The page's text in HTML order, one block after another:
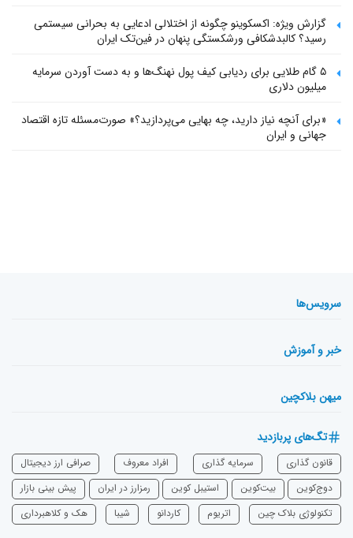
گزارش ویژه: اکسکوینو چگونه از اختلالی ادعایی به بحرانی سیستمی
رسید؟ کالبدشکافی ورشکستگی پنهان در فین‌تک ایران
۵ گام طلایی برای ردیابی کیف پول‌ نهنگ‌ها و به دست آوردن سرمایه
میلیون دلاری
«برای آنچه نیاز دارید، چه بهایی می‌پردازید؟» صورت‌مسئله تازه اقتصاد
جهانی و ایران
سرویس‌ها
خبر و آموزش
میهن بلاکچین
تگ‌های پربازدید
قانون گذاری سرمایه‌ گذاری افراد معروف
صرافی ارز دیجیتال
دوج‌کوین
بیت‌کوین استیبل کوین رمزارز در ایران
پیش بینی بازار
تکنولوژی بلاک چین
اتریوم ‌کاردانو شیبا هک و کلاهبرداری